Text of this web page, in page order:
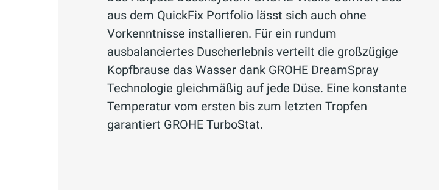
aus dem QuickFix Portfolio lässt sich auch ohne
Vorkenntnisse installieren. Für ein rundum
ausbalanciertes Duscherlebnis verteilt die großzügige
Kopfbrause das Wasser dank GROHE DreamSpray
Technologie gleichmäßig auf jede Düse. Eine konstante
Temperatur vom ersten bis zum letzten Tropfen
garantiert GROHE TurboStat.